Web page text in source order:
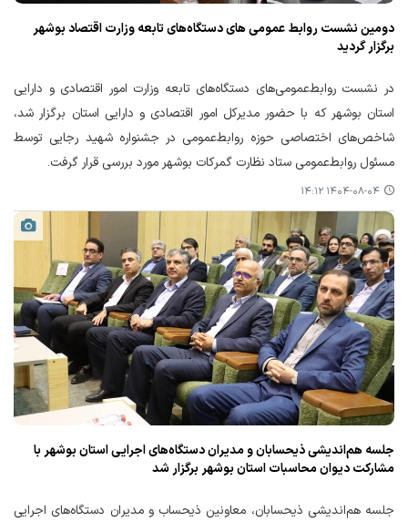
دومین نشست روابط عمومی های دستگاه‌های تابعه وزارت اقتصاد بوشهر
برگزار گردید
در نشست روابط‌عمومی‌های دستگاه‌های تابعه وزارت امور اقتصادی و دارایی
استان بوشهر که با حضور مدیرکل امور اقتصادی و دارایی استان برگزار شد،
شاخص‌های اختصاصی حوزه روابط‌عمومی در جشنواره شهید رجایی توسط
مسئول روابط‌عمومی ستاد نظارت گمرکات بوشهر مورد بررسی قرار گرفت.
۱۴۰۴-۰۸-۰۴ ۱۴:۱۲
جلسه هم‌اندیشی ذیحسابان و مدیران دستگاه‌های اجرایی استان بوشهر با
مشارکت دیوان محاسبات استان بوشهر برگزار شد
جلسه هم‌اندیشی ذیحسابان، معاونین ذیحساب و مدیران دستگاه‌های اجرایی